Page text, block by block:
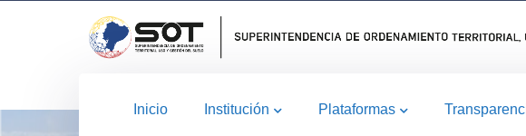
Inicio Institución Plataformas